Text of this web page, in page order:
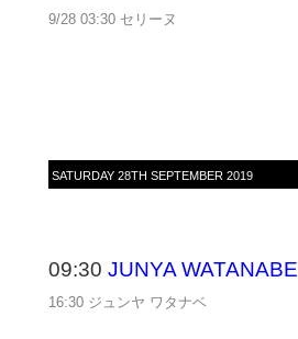
9/28 03:30 セリーヌ
SATURDAY 28TH SEPTEMBER 2019
09:30 JUNYA WATANABE
16:30 ジュンヤ ワタナベ